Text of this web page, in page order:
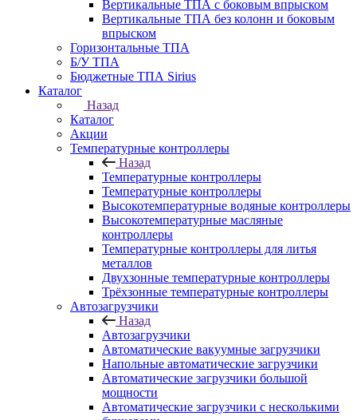
Вертикальные ТПА с боковым впрыском
Вертикальные ТПА без колонн и боковым
впрыском
Горизонтальные ТПА
Б/У ТПА
Бюджетные ТПА Sirius
Каталог
Назад
Каталог
Акции
Температурные контроллеры
Назад
Температурные контроллеры
Температурные контроллеры
Высокотемпературные водяные контроллеры
Высокотемпературные масляные
контроллеры
Температурные контроллеры для литья
металлов
Двухзонные температурные контроллеры
Трёхзонные температурные контроллеры
Автозагрузчики
Назад
Автозагрузчики
Автоматические вакуумные загрузчики
Напольные автоматические загрузчики
Автоматические загрузчики большой
мощности
Автоматические загрузчики с несколькими